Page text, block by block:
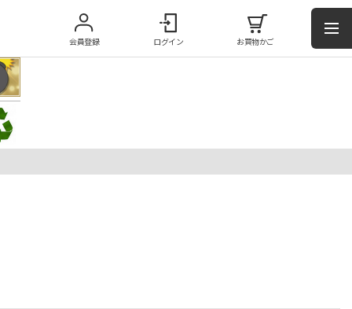
会員登録 ログイン お買物かご